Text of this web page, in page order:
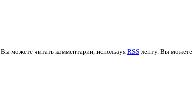
. Вы можете читать комментарии, используя RSS-ленту. Вы можете